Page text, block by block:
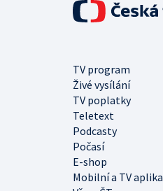
TV program
Živé vysílání
TV poplatky
Teletext
Podcasty
Počasí
E-shop
Mobilní a TV